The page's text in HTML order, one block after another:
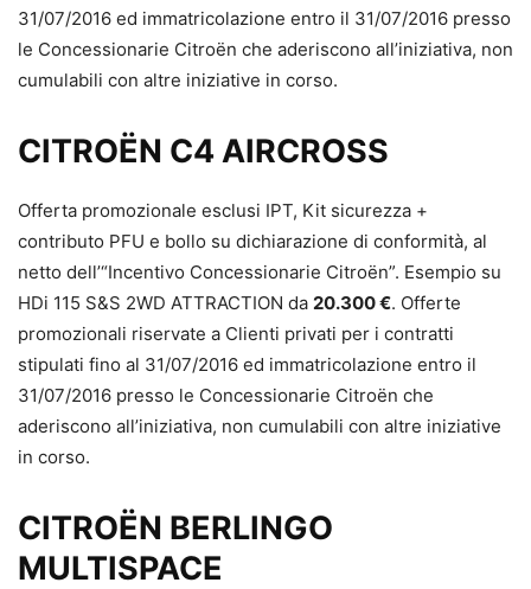
31/07/2016 ed immatricolazione entro il 31/07/2016 presso
le Concessionarie Citroën che aderiscono all’iniziativa, non
cumulabili con altre iniziative in corso.
CITROËN C4 AIRCROSS
Offerta promozionale esclusi IPT, Kit sicurezza +
contributo PFU e bollo su dichiarazione di conformità, al
netto dell’“Incentivo Concessionarie Citroën”. Esempio su
HDi 115 S&S 2WD ATTRACTION da 20.300 €. Offerte
promozionali riservate a Clienti privati per i contratti
stipulati fino al 31/07/2016 ed immatricolazione entro il
31/07/2016 presso le Concessionarie Citroën che
aderiscono all’iniziativa, non cumulabili con altre iniziative
in corso.
CITROËN BERLINGO
MULTISPACE